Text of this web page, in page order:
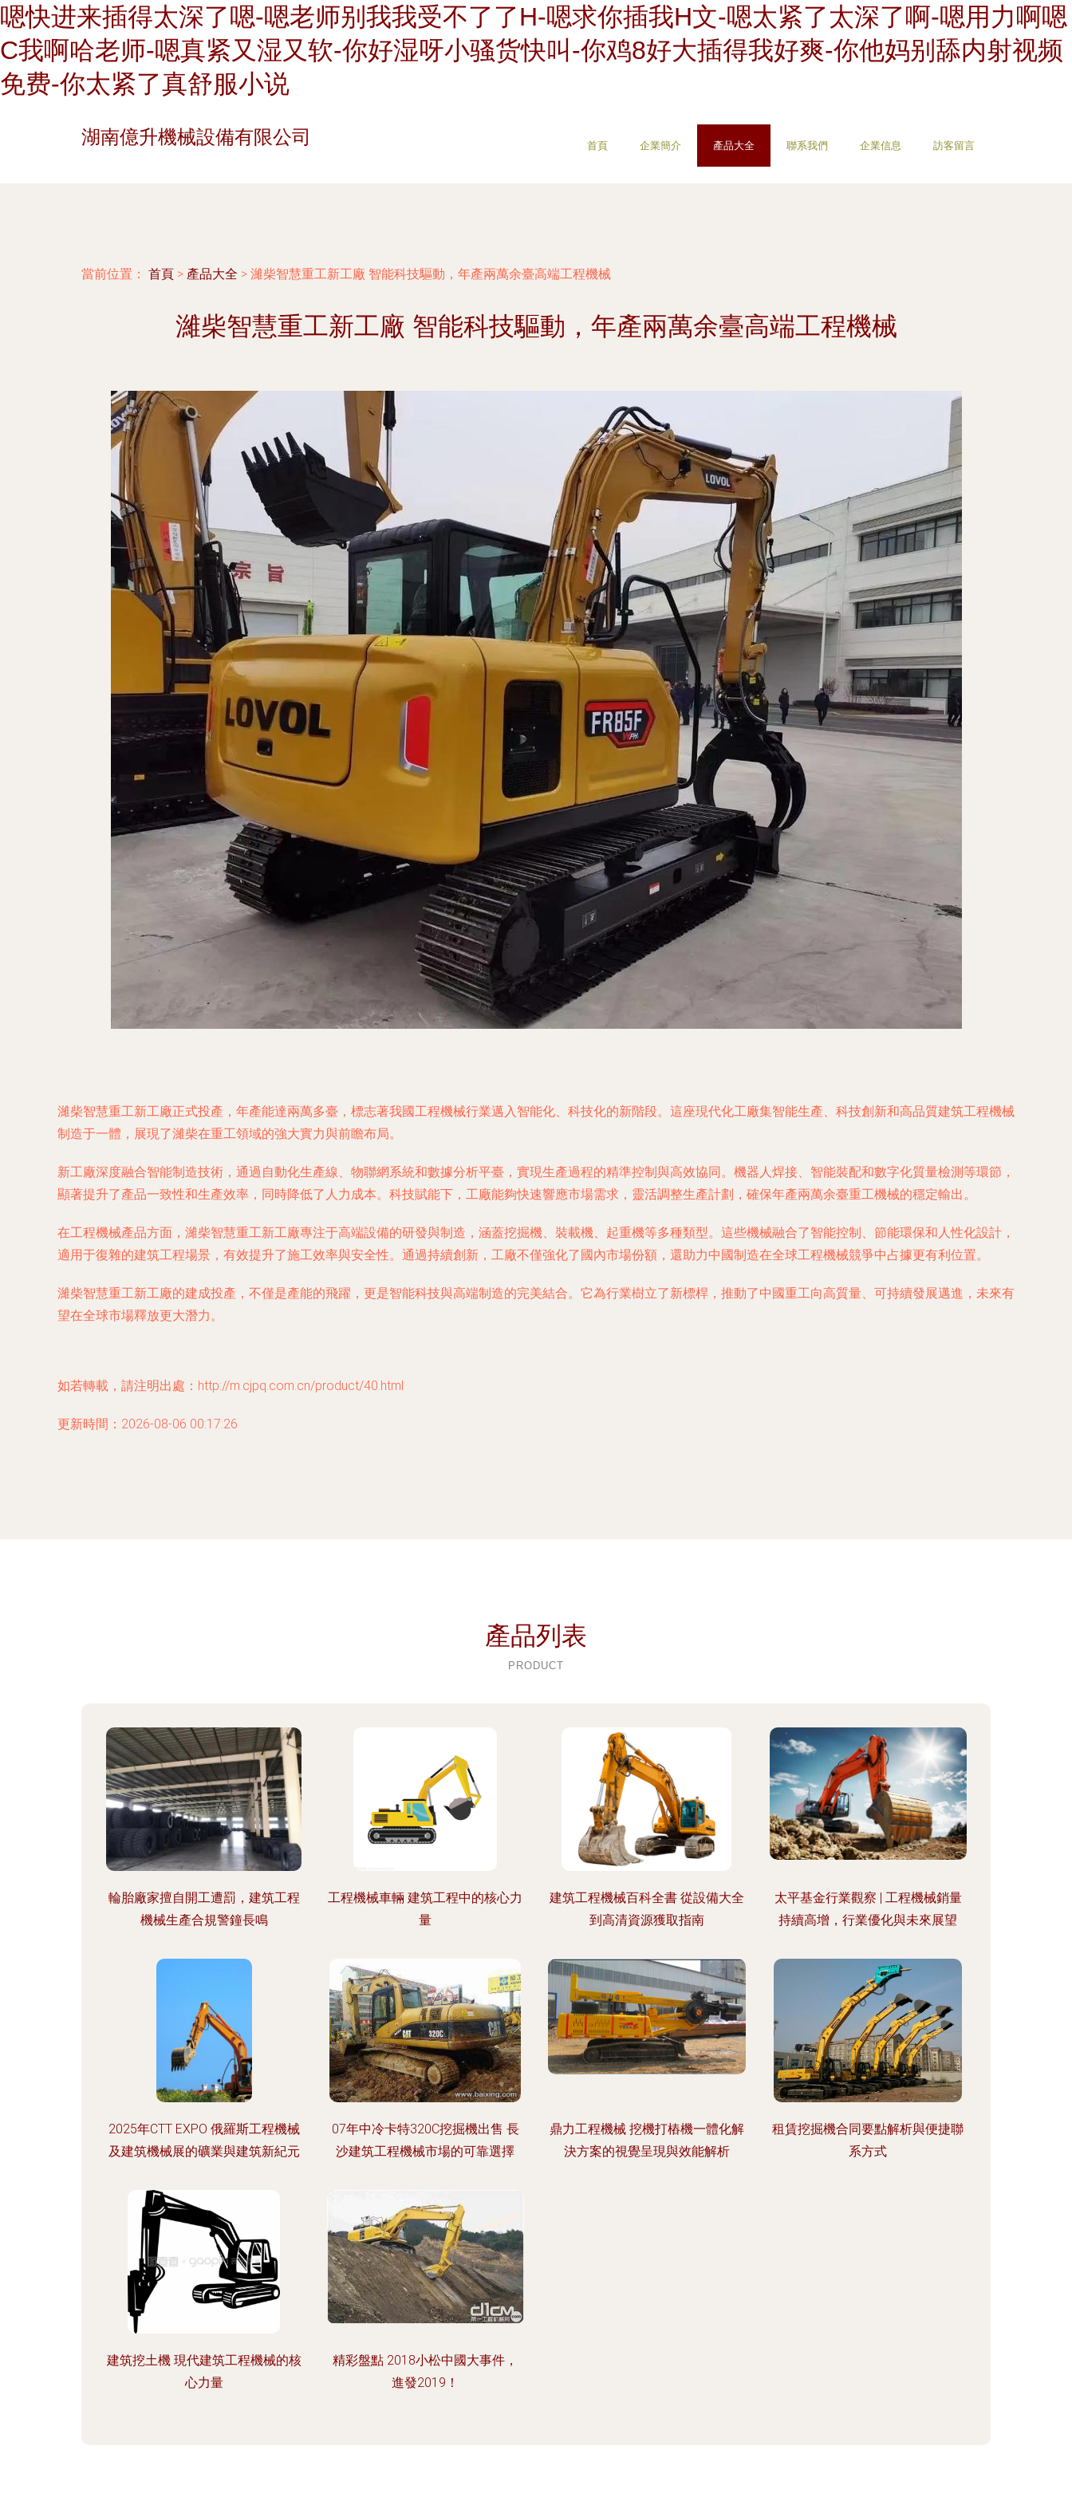
嗯快进来插得太深了嗯-嗯老师别我我受不了了H-嗯求你插我H文-嗯太紧了太深了啊-嗯用力啊嗯
C我啊哈老师-嗯真紧又湿又软-你好湿呀小骚货快叫-你鸡8好大插得我好爽-你他妈别舔内射视频
免费-你太紧了真舒服小说
湖南億升機械設備有限公司 首頁 企業簡介 產品大全 聯系我們 企業信息 訪客留言
當前位置： 首頁 > 產品大全 > 濰柴智慧重工新工廠 智能科技驅動，年產兩萬余臺高端工程機械
濰柴智慧重工新工廠 智能科技驅動，年產兩萬余臺高端工程機械
濰柴智慧重工新工廠正式投產，年產能達兩萬多臺，標志著我國工程機械行業邁入智能化、科技化的新階段。這座現代化工廠集智能生產、科技創新和高品質建筑工程機械
制造于一體，展現了濰柴在重工領域的強大實力與前瞻布局。
新工廠深度融合智能制造技術，通過自動化生產線、物聯網系統和數據分析平臺，實現生產過程的精準控制與高效協同。機器人焊接、智能裝配和數字化質量檢測等環節，
顯著提升了產品一致性和生產效率，同時降低了人力成本。科技賦能下，工廠能夠快速響應市場需求，靈活調整生產計劃，確保年產兩萬余臺重工機械的穩定輸出。
在工程機械產品方面，濰柴智慧重工新工廠專注于高端設備的研發與制造，涵蓋挖掘機、裝載機、起重機等多種類型。這些機械融合了智能控制、節能環保和人性化設計，
適用于復雜的建筑工程場景，有效提升了施工效率與安全性。通過持續創新，工廠不僅強化了國內市場份額，還助力中國制造在全球工程機械競爭中占據更有利位置。
濰柴智慧重工新工廠的建成投產，不僅是產能的飛躍，更是智能科技與高端制造的完美結合。它為行業樹立了新標桿，推動了中國重工向高質量、可持續發展邁進，未來有
望在全球市場釋放更大潛力。
如若轉載，請注明出處：http://m.cjpq.com.cn/product/40.html
更新時間：2026-08-06 00:17:26
產品列表
PRODUCT
輪胎廠家擅自開工遭罰，建筑工程
機械生產合規警鐘長鳴
工程機械車輛 建筑工程中的核心力
量
建筑工程機械百科全書 從設備大全
到高清資源獲取指南
太平基金行業觀察 | 工程機械銷量
持續高增，行業優化與未來展望
2025年CTT EXPO 俄羅斯工程機械
及建筑機械展的礦業與建筑新紀元
07年中冷卡特320C挖掘機出售 長
沙建筑工程機械市場的可靠選擇
鼎力工程機械 挖機打樁機一體化解
決方案的視覺呈現與效能解析
租賃挖掘機合同要點解析與便捷聯
系方式
建筑挖土機 現代建筑工程機械的核
心力量
精彩盤點 2018小松中國大事件，
進發2019！